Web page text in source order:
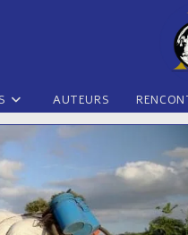
AUTEURS